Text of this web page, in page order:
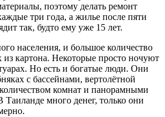
поэтому делать ремонт
три года, а жилье после пяти
так, будто ему уже 15 лет.
населения, и большое количество
картона. Некоторые просто ночуют
Но есть и богатые люди. Они
с бассейнами, вертолётной
комнат и панорамными
Таиланде много денег, только они